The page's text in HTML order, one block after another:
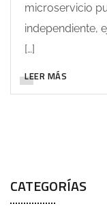
microservicio
independiente,
[…]
LEER MÁS
CATEGORÍAS